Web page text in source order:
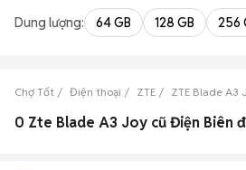
Dung lượng: 64 GB 128 GB 256
Chợ Tốt Điện thoại ZTE ZTE Blade A3
0 Zte Blade A3 Joy cũ Điện Biên